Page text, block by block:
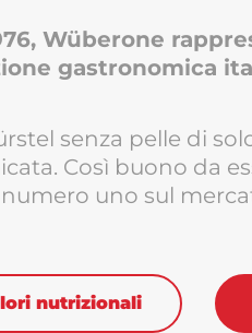
Wüberone
gastronomica
senza pelle di
Così buono da
uno sul
nutrizionali